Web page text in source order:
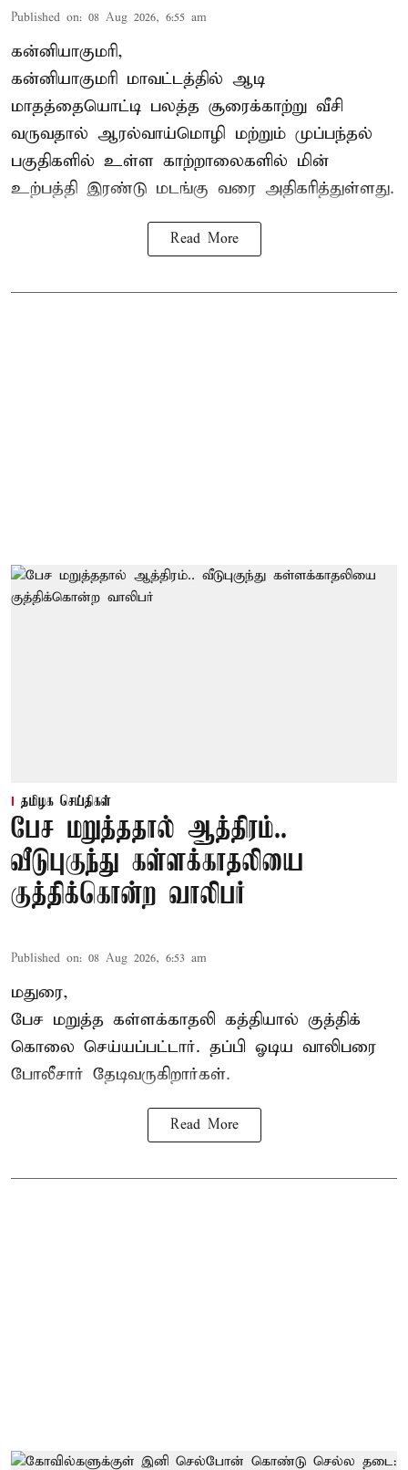
Published on: 08 Aug 2026, 6:55 am
கன்னியாகுமரி,
கன்னியாகுமரி மாவட்டத்தில் ஆடி
மாதத்தையொட்டி பலத்த சூரைக்காற்று வீசி
வருவதால் ஆரல்வாய்மொழி மற்றும் முப்பந்தல்
பகுதிகளில் உள்ள காற்றாலைகளில் மின்
உற்பத்தி இரண்டு மடங்கு வரை அதிகரித்துள்ளது.
Read More
தமிழக செய்திகள்
பேச மறுத்ததால் ஆத்திரம்..
வீடுபுகுந்து கள்ளக்காதலியை
குத்திக்கொன்ற வாலிபர்
Published on: 08 Aug 2026, 6:53 am
மதுரை,
பேச மறுத்த கள்ளக்காதலி கத்தியால் குத்திக்
கொலை செய்யப்பட்டார். தப்பி ஓடிய வாலிபரை
போலீசார் தேடிவருகிறார்கள்.
Read More